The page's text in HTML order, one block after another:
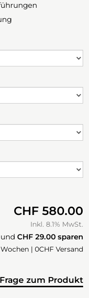
CHF 580.00
Inkl. 8.1% MwSt.
CHF 29.00 sparen
| 0CHF Versand
Frage zum Produkt